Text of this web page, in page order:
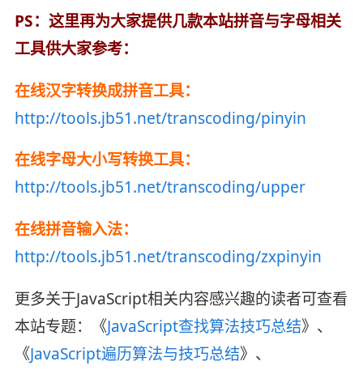
PS：这里再为大家提供几款本站拼音与字母相关
工具供大家参考：
在线汉字转换成拼音工具：
http://tools.jb51.net/transcoding/pinyin
在线字母大小写转换工具：
http://tools.jb51.net/transcoding/upper
在线拼音输入法：
http://tools.jb51.net/transcoding/zxpinyin
更多关于JavaScript相关内容感兴趣的读者可查看
本站专题：《JavaScript查找算法技巧总结》、
《JavaScript遍历算法与技巧总结》、